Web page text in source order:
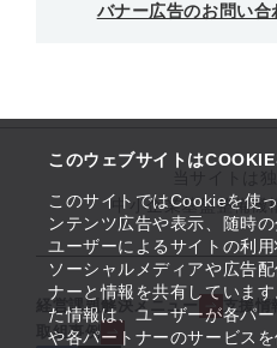
このウェブサイトは
このサイトではCookieを使
ンテンツ広告や表示、随時
ユーザーによるサイトの利
ソーシャルメディアや広告
ナーと情報を共有していま
た情報は、ユーザーが各パ
や各パートナーのサービス
バナー広告のお問い合
中小企業基盤整備機
経営課題解決メニュー 支援
取組事例